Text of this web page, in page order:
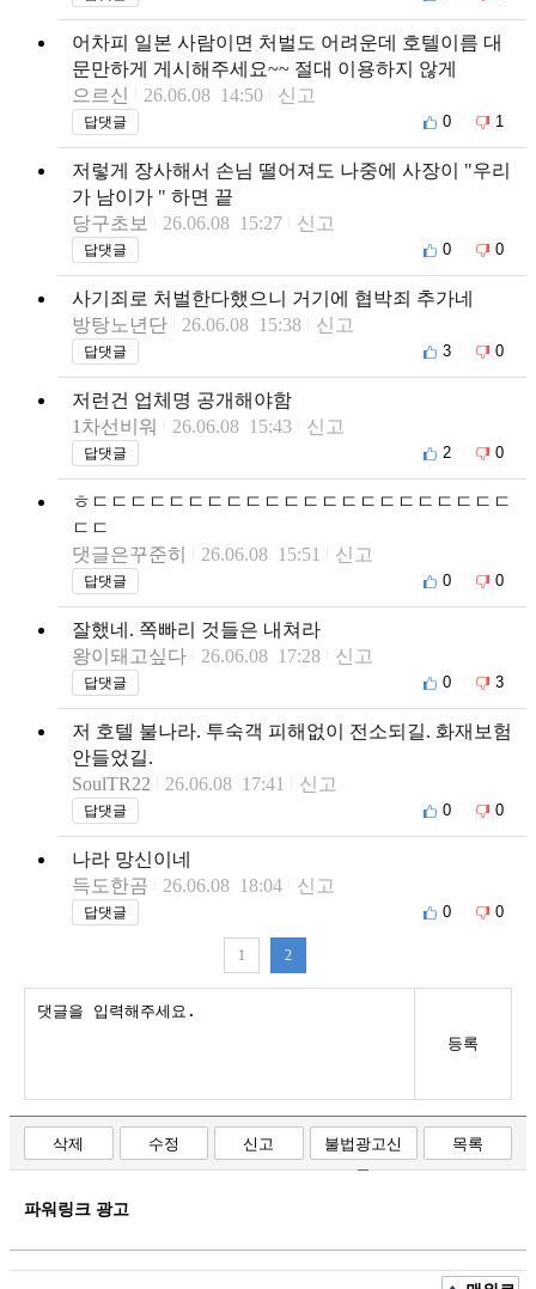
어차피 일본 사람이면 처벌도 어려운데 호텔이름 대
문만하게 게시해주세요~~ 절대 이용하지 않게
으르신
26.06.08 14:50 신고
답댓글 0 1
저렇게 장사해서 손님 떨어져도 나중에 사장이 "우리
가 남이가 " 하면 끝
당구초보
26.06.08 15:27 신고
답댓글 0 0
사기죄로 처벌한다했으니 거기에 협박죄 추가네
방탕노년단
26.06.08 15:38 신고
답댓글 3 0
저런건 업체명 공개해야함
1차선비워
26.06.08 15:43 신고
답댓글 2 0
ㅎㄷㄷㄷㄷㄷㄷㄷㄷㄷㄷㄷㄷㄷㄷㄷㄷㄷㄷㄷㄷㄷㄷ
ㄷㄷ
댓글은꾸준히
26.06.08 15:51 신고
답댓글 0 0
잘했네. 쪽빠리 것들은 내쳐라
왕이돼고싶다
26.06.08 17:28 신고
답댓글 0 3
저 호텔 불나라. 투숙객 피해없이 전소되길. 화재보험
안들었길.
SoulTR22
26.06.08 17:41 신고
답댓글 0 0
나라 망신이네
득도한곰
26.06.08 18:04 신고
답댓글 0 0
1 2
등록
삭제 수정 신고
불법광고신
고
목록
파워링크 광고